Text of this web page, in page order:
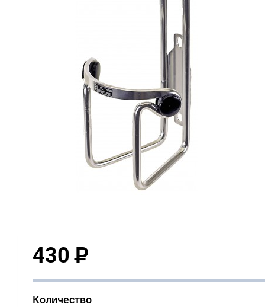
430Р
Количество